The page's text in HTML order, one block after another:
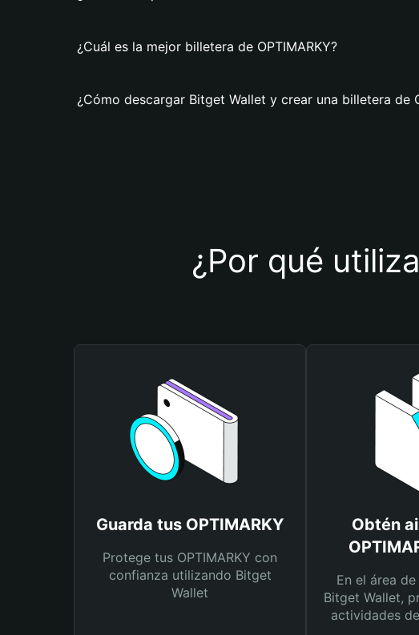
¿Cuál es la mejor billetera de OPTIMARKY?
¿Cómo descargar Bitget Wallet y crear una billetera de
¿Por qué
Guarda tus OPTIMARKY
Protege tus OPTIMARKY con
confianza utilizando Bitget
Wallet
Obtén
En el área
Bitget Wallet,
actividades